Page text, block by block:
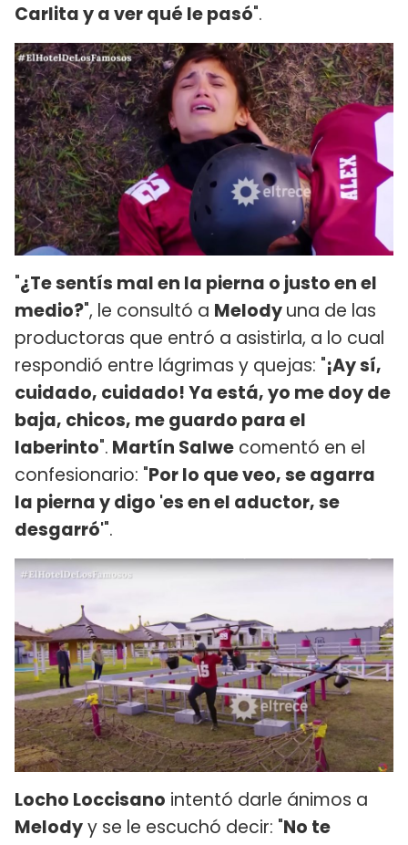
Carlita y a ver qué le pasó".
"¿Te sentís mal en la pierna o justo en el
medio?", le consultó a Melodyuna de las
productoras que entró a asistirla, a lo cual
respondió entre lágrimas y quejas: "¡Ay sí,
cuidado, cuidado! Ya está, yo me doy de
baja, chicos, me guardo para el
laberinto". Martín Salwe comentó en el
confesionario: "Por lo que veo, se agarra
la pierna y digo 'es en el aductor, se
desgarró'".
Locho Loccisano intentó darle ánimos a
Melodyy se le escuchó decir: "No te